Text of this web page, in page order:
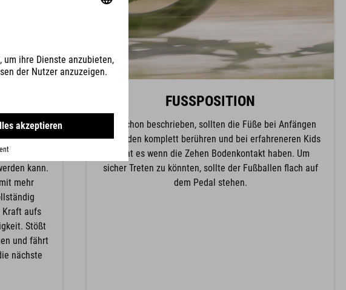
Für
der
kann.
mehr
Kraft aufs
Stößt
und fährt
nächste
FUSSPOSITION
Wie schon beschrieben, sollten die Füße bei Anfängen
den Boden komplett berühren und bei erfahreneren Kids
reicht es wenn die Zehen Bodenkontakt haben. Um
sicher Treten zu könnten, sollte der Fußballen flach auf
dem Pedal stehen.